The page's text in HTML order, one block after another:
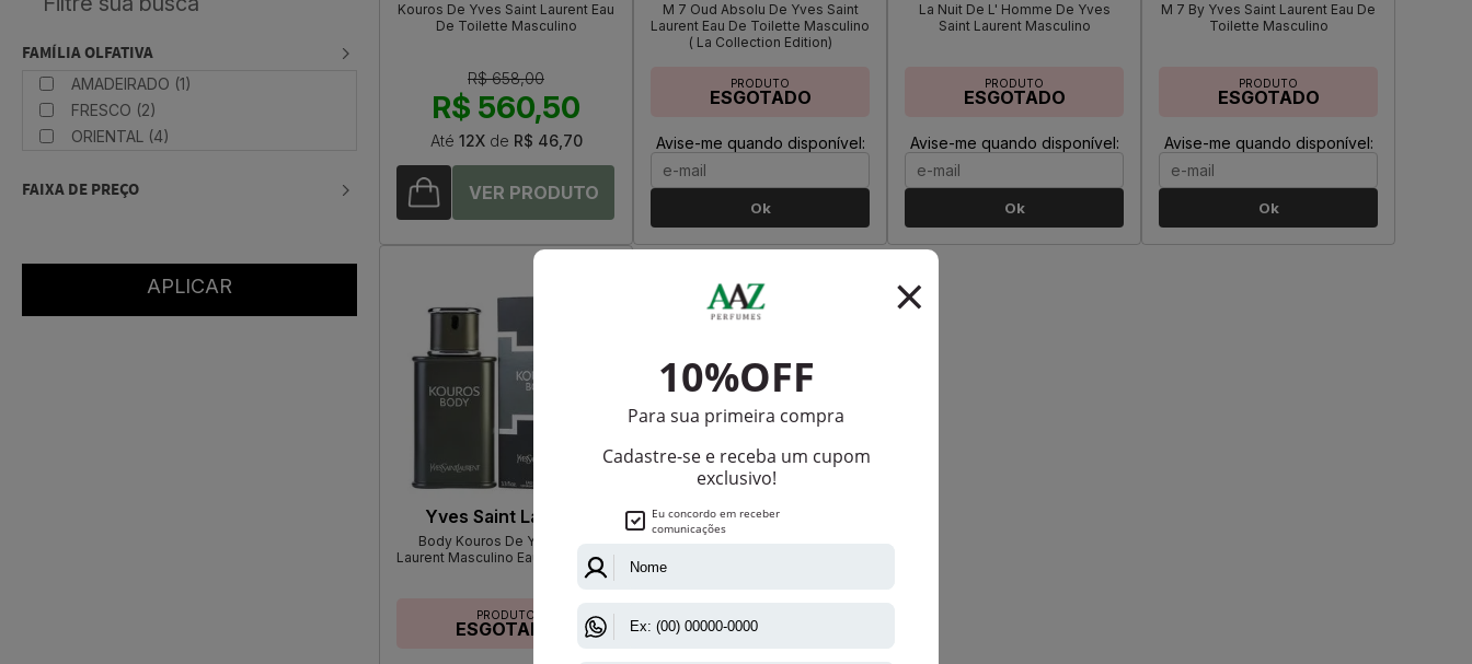
FAMÍLIA OLFATIVA
AMADEIRADO (1)
FRESCO (2)
ORIENTAL (4)
FAIXA DE PREÇO
Kouros De Yves Saint Laurent Eau
De Toilette Masculino
R$ 658,00
R$ 560,50
Até 12Xde R$ 46,70
M 7 Oud Absolu De Yves Saint
Laurent Eau De Toilette Masculino
( La Collection Edition)
PRODUTO
ESGOTADO
Avise-me quando disponível:
Ok
La Nuit De L' Homme De Yves
Saint Laurent Masculino
PRODUTO
ESGOTADO
Avise-me quando disponível:
Ok
M 7 By Yves Saint Laurent Eau De
Toilette Masculino
PRODUTO
ESGOTADO
Avise-me quando disponível:
Ok
Yves Saint Laurent
Body Kouros De Yves Saint
Laurent Masculino Eau De Toilette
PRODUTO
ESGOTADO